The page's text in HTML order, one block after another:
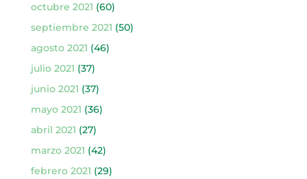
octubre 2021 (60)
septiembre 2021 (50)
agosto 2021 (46)
julio 2021 (37)
junio 2021 (37)
mayo 2021 (36)
abril 2021 (27)
marzo 2021 (42)
febrero 2021 (29)